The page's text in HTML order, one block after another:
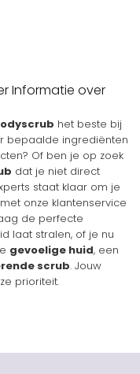
Informatie over
het beste bij
bepaalde ingrediënten
Of ben je op zoek
dat je niet direct
staat klaar om je
onze klantenservice
de perfecte
laat stralen, of je nu
gevoelige huid, een
scrub. Jouw
prioriteit.